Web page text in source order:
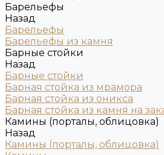
Барельефы
Назад
Барельефы
Барельефы из камня
Барные стойки
Назад
Барные стойки
Барная стойка из мрамора
Барная стойка из оникса
Барная стойка из камня на
Камины (порталы, облицовка)
Назад
Камины (порталы, облицовка)